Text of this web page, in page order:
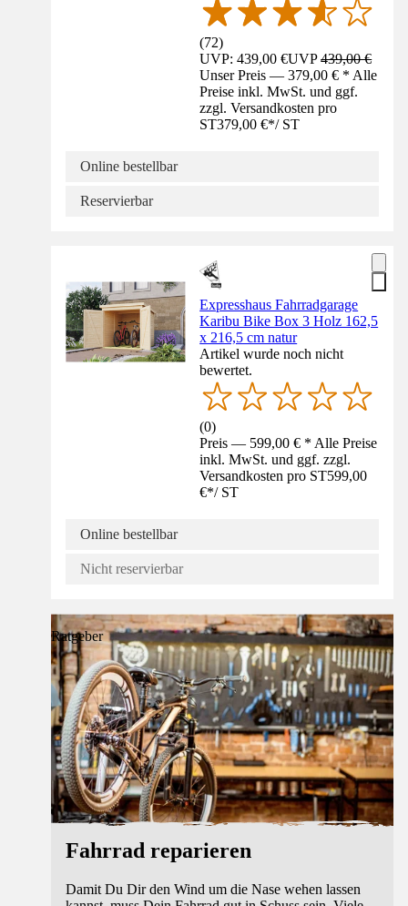
(72)
UVP: 439,00 €UVP439,00 €
Unser Preis — 379,00 € * Alle
Preise inkl. MwSt. und ggf.
zzgl. Versandkosten pro
ST379,00 €*/ ST
Online bestellbar
Reservierbar
Expresshaus Fahrradgarage
Karibu Bike Box 3 Holz 162,5
x 216,5 cm natur
Artikel wurde noch nicht
bewertet.
(0)
Preis — 599,00 € * Alle Preise
inkl. MwSt. und ggf. zzgl.
Versandkosten pro ST599,00
€*/ ST
Online bestellbar
Nicht reservierbar
Ratgeber
Fahrrad reparieren
Damit Du Dir den Wind um die Nase wehen lassen